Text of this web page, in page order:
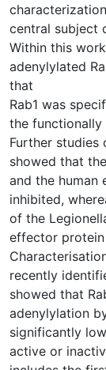
central subject
Within this
adenylylated
that
Rab1 was
the
Further
showed that
and the human
inhibited,
of the
effector
recently
showed that
adenylylation
significantly
active or